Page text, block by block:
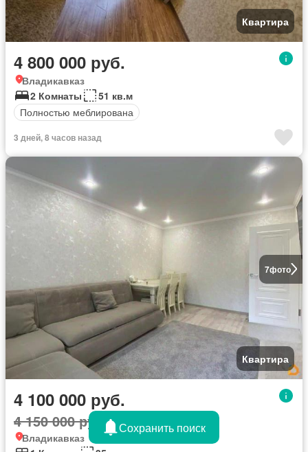
Квартира
4 800 000 руб.
Владикавказ
2 Комнаты
51 кв.м
Полностью меблирована
3 дней, 8 часов назад
7фото
Квартира
4 100 000 руб.
4 150 000 руб. 1%
Владикавказ
Сохранить поиск